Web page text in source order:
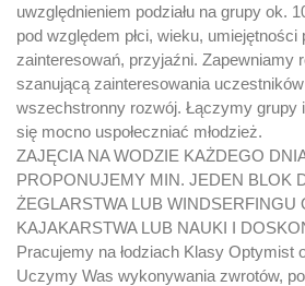
uwzględnieniem podziału na grupy ok.
pod względem płci, wieku, umiejętności
zainteresowań, przyjaźni. Zapewniamy
szanującą zainteresowania
wszechstronny rozwój. Łączymy grupy
się mocno uspołeczniać młodzież.
ZAJĘCIA NA WODZIE KAŻDEGO
PROPONUJEMY MIN. JEDEN BLOK
ŻEGLARSTWA LUB WINDSERFINGU
KAJAKARSTWA LUB NAUKI I
Pracujemy na łodziach Klasy Optymist
Uczymy Was wykonywania zwrotów,